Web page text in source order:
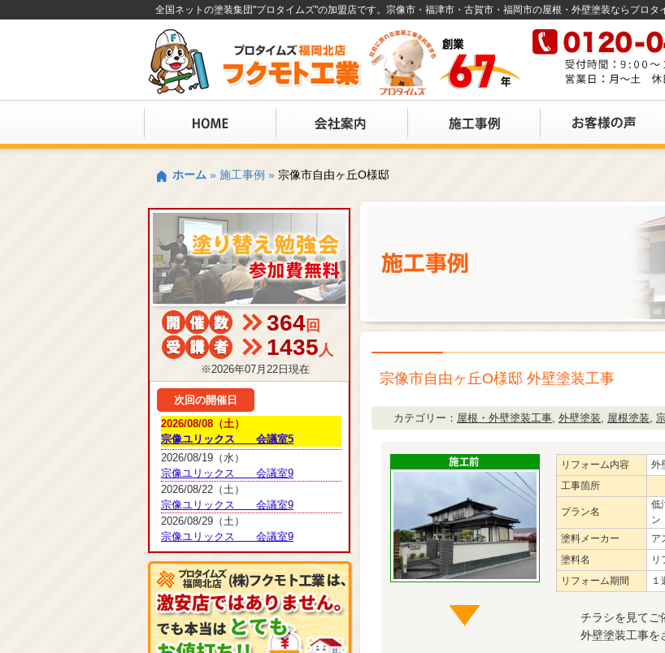
全国ネットの塗装集団"プロタイムズ"の加盟店です。宗像市・福津市・古賀市・福岡市の屋根・外壁塗装ならプロタ
ホーム » 施工事例 » 宗像市自由ヶ丘O様邸
宗像市自由ヶ丘O様邸 外壁塗装工事
カテゴリー： 屋根・外壁塗装工事, 外壁塗装, 屋根塗装,
リフォーム内容
外
工事箇所
プラン名
低
ン
塗料メーカー
ア
塗料名
リ
リフォーム期間
１
チラシを見てご
外壁塗装工事を
364回
1435人
※2026年07月22日現在
次回の開催日
2026/08/08（土）
宗像ユリックス 会議室5
2026/08/19（水）
宗像ユリックス 会議室9
2026/08/22（土）
宗像ユリックス 会議室9
2026/08/29（土）
宗像ユリックス 会議室9